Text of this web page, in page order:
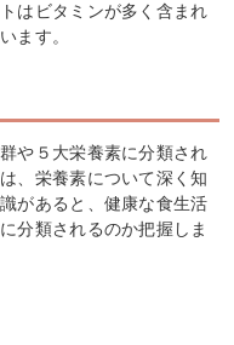
はビタミンが多く含まれ
ます。
や５大栄養素に分類され
、栄養素について深く知
があると、健康な食生活
分類されるのか把握しま